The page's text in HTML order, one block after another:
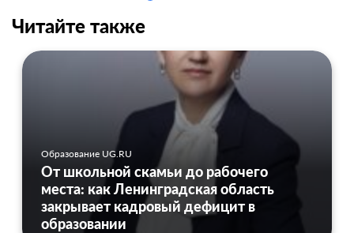
Читайте также
Образование UG.RU
От школьной скамьи до рабочего
места: как Ленинградская область
закрывает кадровый дефицит в
образовании